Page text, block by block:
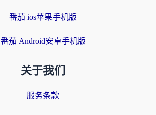
番茄 ios苹果手机版
番茄 Android安卓手机版
关于我们
服务条款